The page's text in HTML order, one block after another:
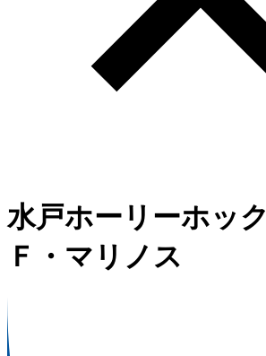
水戸ホーリーホック
Ｆ・マリノス